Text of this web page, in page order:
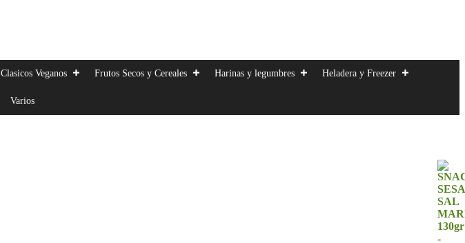
Clasicos Veganos Frutos Secos y Cereales Harinas y legumbres Heladera y Freezer
Varios